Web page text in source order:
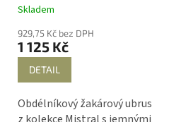
Průměrné
produktu
je
hvězdiček.
Skladem
929,75 Kč bez DPH
1 125 Kč
DETAIL
Obdélníkový žakárový ubrus